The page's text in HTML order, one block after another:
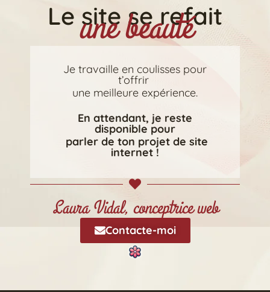
Le site se refait
une beauté
Je travaille en coulisses pour
t’offrir
une meilleure expérience.
En attendant, je reste
disponible pour
parler de ton projet de site
internet !
Laura Vidal, conceptrice web
Contacte-moi